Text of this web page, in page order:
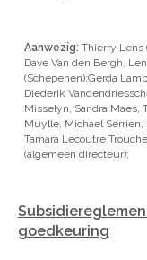
Aanwezig: Thierry Lens
Dave Van den Bergh,
(Schepenen);Gerda
Diederik
Misselyn, Sandra Maes,
Muylle, Michael
Tamara Lecoutre
(algemeen directeur);
goedkeuring